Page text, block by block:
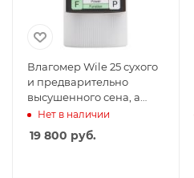
Влагомер Wile 25 сухого
и предварительно
высушенного сена, а
также зеленой массы —
купить с доставкой по
России
Нет в наличии
19 800 руб.